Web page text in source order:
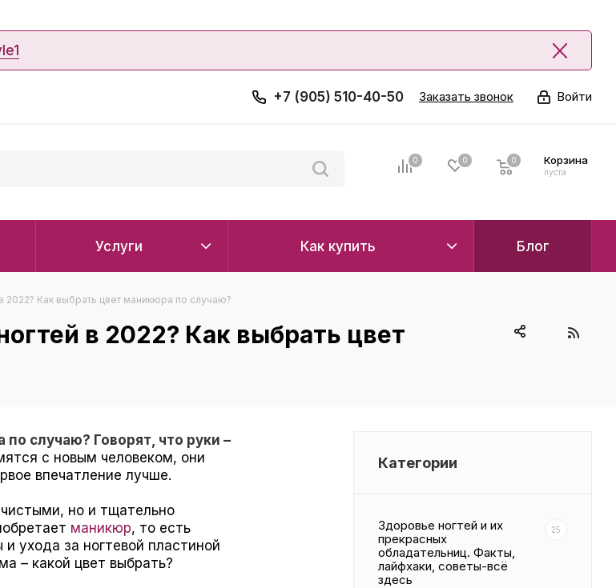
Войти
+7 (905) 510-40-50 Заказать звонок
0 0 Корзина
0
пуста
0
Услуги Как купить Блог
2022? Как выбрать цвет маникюра по случаю?
в 2022? Как выбрать цвет
случаю? Говорят, что руки –
с новым человеком, они
впечатление лучше.
но и тщательно
маникюр, то есть
ухода за ногтевой пластиной
– какой цвет выбрать?
Категории
Здоровье ногтей и их
прекрасных
обладательниц. Факты,
лайфхаки, советы-всё
здесь
25